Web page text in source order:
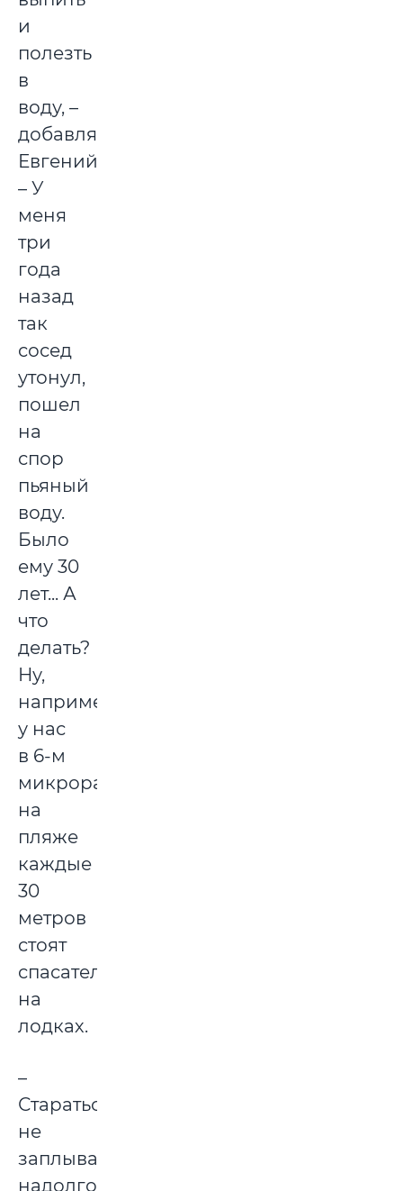
и
полезть
в
воду, –
добавляет
Евгений
– У
меня
три
года
назад
так
сосед
утонул,
пошел
на
спор
пьяный
воду.
Было
ему 30
лет... А
что
делать?
Ну,
например,
у нас
в 6-м
микрорайоне
на
пляже
каждые
30
метров
стоят
спасатели
на
лодках.
–
Стараться
не
заплывать
надолго